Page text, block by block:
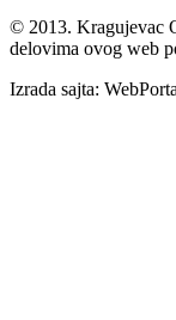
© 2013. Kragujevac
delovima ovog web
Izrada sajta: